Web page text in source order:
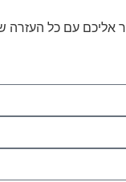
אליכם עם כל העזרה